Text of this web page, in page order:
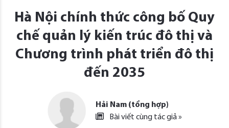
Hà Nội chính thức công bố Quy
chế quản lý kiến trúc đô thị và
Chương trình phát triển đô thị
đến 2035
Hải Nam (tổng hợp)
Bài viết cùng tác giả »